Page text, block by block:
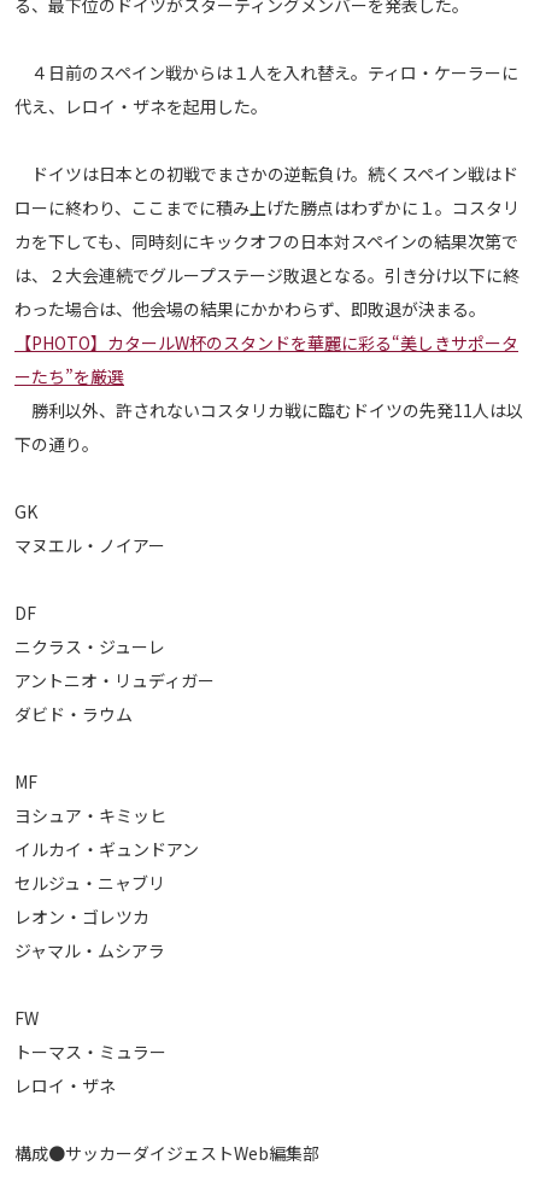
TV
メディアアライアンス
お問い合わせ
Share
る、最下位のドイツがスターティングメンバーを発表した。
４日前のスペイン戦からは１人を入れ替え。ティロ・ケーラーに
代え、レロイ・ザネを起用した。
ドイツは日本との初戦でまさかの逆転負け。続くスペイン戦はド
ローに終わり、ここまでに積み上げた勝点はわずかに１。コスタリ
カを下しても、同時刻にキックオフの日本対スペインの結果次第で
は、２大会連続でグループステージ敗退となる。引き分け以下に終
わった場合は、他会場の結果にかかわらず、即敗退が決まる。
【PHOTO】カタールW杯のスタンドを華麗に彩る“美しきサポータ
ーたち”を厳選
勝利以外、許されないコスタリカ戦に臨むドイツの先発11人は以
下の通り。
GK
マヌエル・ノイアー
DF
ニクラス・ジューレ
アントニオ・リュディガー
ダビド・ラウム
MF
ヨシュア・キミッヒ
イルカイ・ギュンドアン
セルジュ・ニャブリ
レオン・ゴレツカ
ジャマル・ムシアラ
FW
トーマス・ミュラー
レロイ・ザネ
構成●サッカーダイジェストWeb編集部